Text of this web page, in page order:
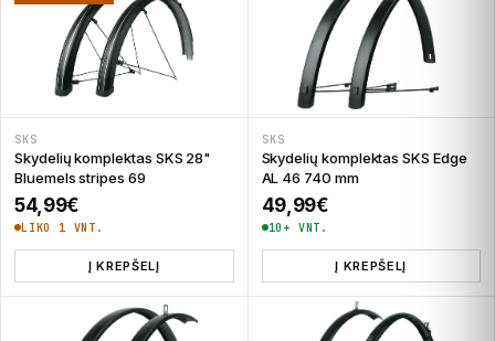
SKS
Skydelių komplektas SKS 28"
Bluemels stripes 69
54,99€
LIKO 1 VNT.
Į KREPŠELĮ
SKS
Skydelių komplektas SKS Edge
AL 46 740 mm
49,99€
10+ VNT.
Į KREPŠELĮ